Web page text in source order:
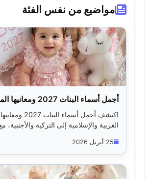
مواضيع من نفس الفئة
أجمل أسماء البنات 2027 ومعانيها المميزة
اكتشف أجمل أسماء
العربية والإسلامية إلى التركية
25 أبريل 2026